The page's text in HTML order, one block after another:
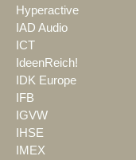
Hyperactive
IAD Audio
ICT
IdeenReich!
IDK Europe
IFB
IGVW
IHSE
IMEX